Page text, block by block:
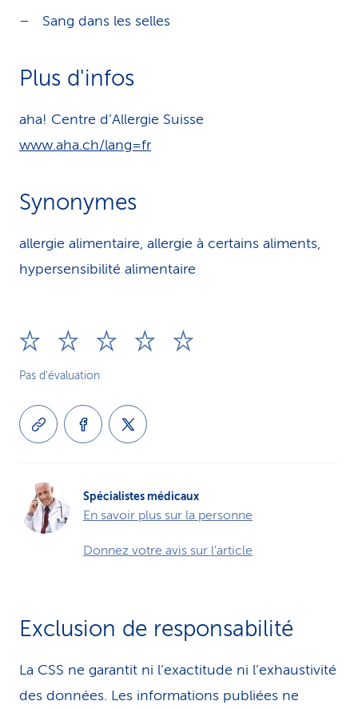
Sang dans les selles
Plus d'infos
aha! Centre d’Allergie Suisse
www.aha.ch/lang=fr
Synonymes
allergie alimentaire, allergie à certains aliments,
hypersensibilité alimentaire
Pas d'évaluation
Spécialistes médicaux
En savoir plus sur la personne
Donnez votre avis sur l'article
Exclusion de responsabilité
La CSS ne garantit ni l’exactitude ni l’exhaustivité
des données. Les infor­ma­tions publiées ne